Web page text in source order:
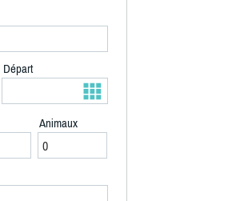
Départ
Animaux